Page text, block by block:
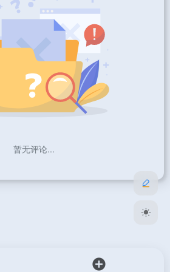
暂无评论...